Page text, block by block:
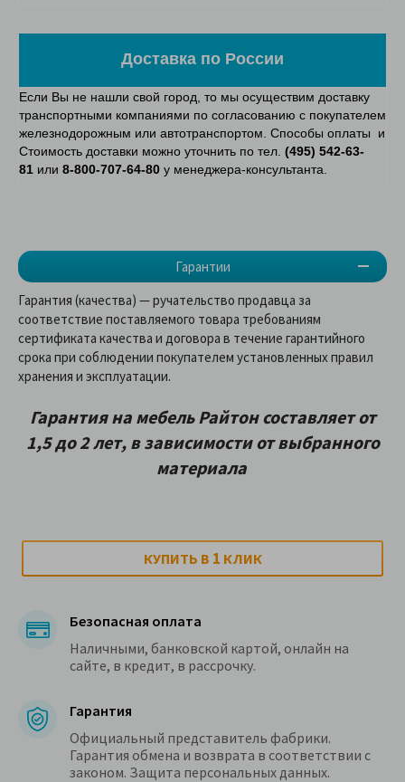
Гарантии
Доставка по России
Если Вы не нашли свой город, то мы осуществим доставку
транспортными компаниями по согласованию с покупателем
железнодорожным или автотранспортом. Способы оплаты и
Стоимость доставки можно уточнить по тел. (495) 542-63-
81 или 8-800-707-64-80 у менеджера-консультанта.
Гарантия (качества) — ручательство продавца за
соответствие поставляемого товара требованиям
сертификата качества и договора в течение гарантийного
срока при соблюдении покупателем установленных правил
хранения и эксплуатации.
Гарантия на мебель Райтон составляет от
1,5 до 2 лет, в зависимости от выбранного
материала
КУПИТЬ В 1 КЛИК
Безопасная оплата
Наличными, банковской картой, онлайн на
сайте, в кредит, в рассрочку.
Гарантия
Официальный представитель фабрики.
Гарантия обмена и возврата в соответствии с
законом. Защита персональных данных.